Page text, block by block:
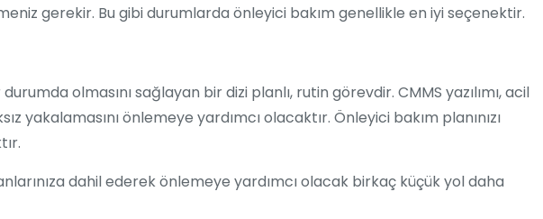
gerekir. Bu gibi durumlarda önleyici bakım genellikle en iyi seçenektir.
durumda olmasını sağlayan bir dizi planlı, rutin görevdir. CMMS yazılımı, acil
yakalamasını önlemeye yardımcı olacaktır. Önleyici bakım planınızı
dahil ederek önlemeye yardımcı olacak birkaç küçük yol daha